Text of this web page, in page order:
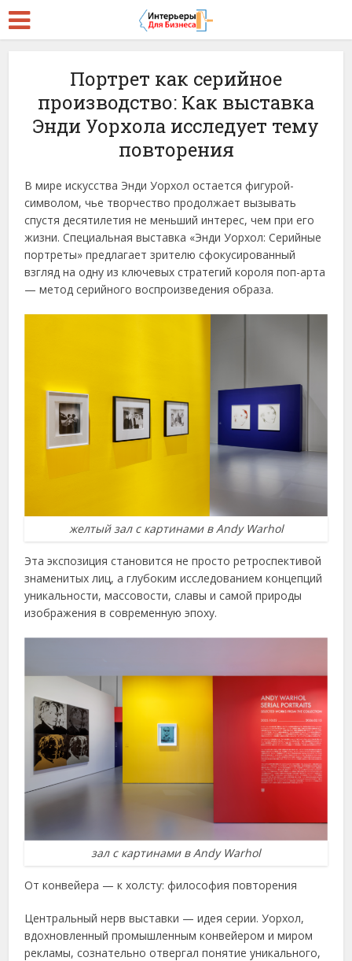
Портрет как серийное
производство: Как выставка
Энди Уорхола исследует тему
повторения
В мире искусства Энди Уорхол остается фигурой-
символом, чье творчество продолжает вызывать
спустя десятилетия не меньший интерес, чем при его
жизни. Специальная выставка «Энди Уорхол: Серийные
портреты» предлагает зрителю сфокусированный
взгляд на одну из ключевых стратегий короля поп-арта
— метод серийного воспроизведения образа.
желтый зал с картинами в Andy Warhol
Эта экспозиция становится не просто ретроспективой
знаменитых лиц, а глубоким исследованием концепций
уникальности, массовости, славы и самой природы
изображения в современную эпоху.
зал с картинами в Andy Warhol
От конвейера — к холсту: философия повторения
Центральный нерв выставки — идея серии. Уорхол,
вдохновленный промышленным конвейером и миром
рекламы, сознательно отвергал понятие уникального,